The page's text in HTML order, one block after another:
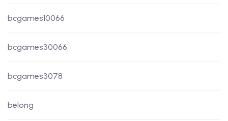
bcgames10066
bcgames30066
bcgames3078
belong